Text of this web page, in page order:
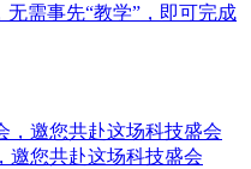
需事先“教学”，即可完成
邀您共赴这场科技盛会